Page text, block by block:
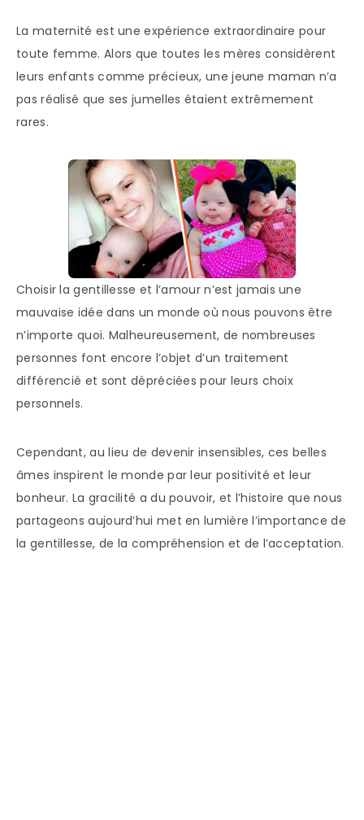
La maternité est une expérience extraordinaire pour
toute femme. Alors que toutes les mères considèrent
leurs enfants comme précieux, une jeune maman n’a
pas réalisé que ses jumelles étaient extrêmement
rares.
Choisir la gentillesse et l’amour n’est jamais une
mauvaise idée dans un monde où nous pouvons être
n’importe quoi. Malheureusement, de nombreuses
personnes font encore l’objet d’un traitement
différencié et sont dépréciées pour leurs choix
personnels.
Cependant, au lieu de devenir insensibles, ces belles
âmes inspirent le monde par leur positivité et leur
bonheur. La gracilité a du pouvoir, et l’histoire que nous
partageons aujourd’hui met en lumière l’importance de
la gentillesse, de la compréhension et de l’acceptation.